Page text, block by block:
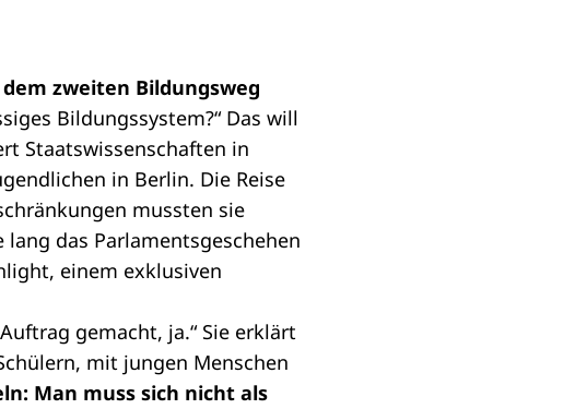
zweiten Bildungsweg
Bildungssystem?“ Das will
Staatswissenschaften in
in Berlin. Die Reise
mussten sie
das Parlamentsgeschehen
einem exklusiven
gemacht, ja.“ Sie erklärt
mit jungen Menschen
Man muss sich nicht als